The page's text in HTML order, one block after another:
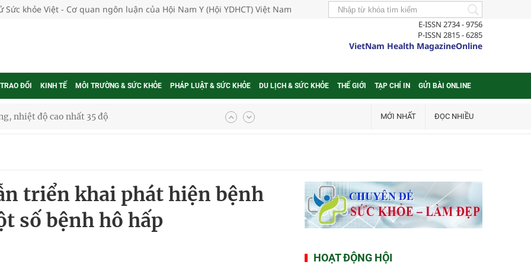
Sức khỏe Việt - Cơ quan ngôn luận của Hội Nam Y (Hội YDHCT) Việt Nam
E-ISSN 2734 - 9756
P-ISSN 2815 - 6285
VietNam Health MagazineOnline
ĐỔI KINH TẾ MÔI TRƯỜNG & SỨC KHỎE PHÁP LUẬT & SỨC KHỎE DU LỊCH & SỨC KHỎE THẾ GIỚI TẠP CHÍ IN GỬI BÀI ONLINE
nhiệt độ cao nhất 35 độ
gia
thực tế
MỚI NHẤT ĐỌC NHIỀU
triển khai phát hiện bệnh
số bệnh hô hấp
HOẠT ĐỘNG HỘI